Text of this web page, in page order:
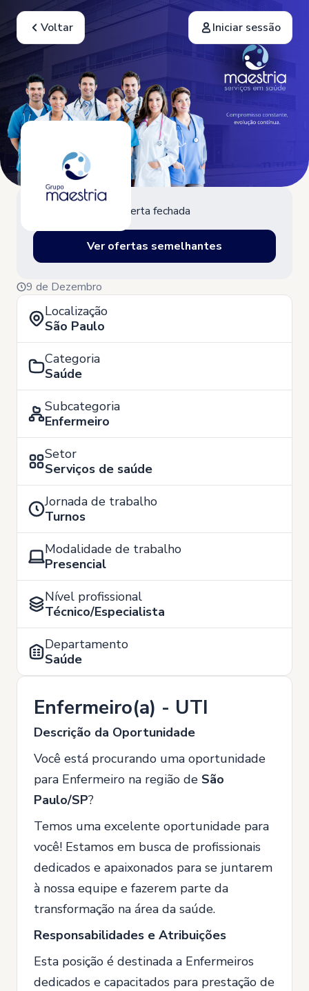
Voltar Iniciar sessão
Oferta fechada
Ver ofertas semelhantes
9 de Dezembro
Localização
São Paulo
Categoria
Saúde
Subcategoria
Enfermeiro
Setor
Serviços de saúde
Jornada de trabalho
Turnos
Modalidade de trabalho
Presencial
Nível profissional
Técnico/Especialista
Departamento
Saúde
Enfermeiro(a) - UTI
Descrição da Oportunidade
Você está procurando uma oportunidade
para Enfermeiro na região de São
Paulo/SP?
Temos uma excelente oportunidade para
você! Estamos em busca de profissionais
dedicados e apaixonados para se juntarem
à nossa equipe e fazerem parte da
transformação na área da saúde.
Responsabilidades e Atribuições
Esta posição é destinada a Enfermeiros
dedicados e capacitados para prestação de